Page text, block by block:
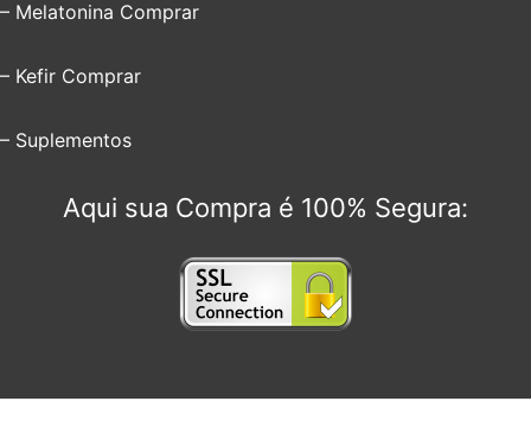
– Melatonina Comprar
– Kefir Comprar
– Suplementos
Aqui sua Compra é 100% Segura: